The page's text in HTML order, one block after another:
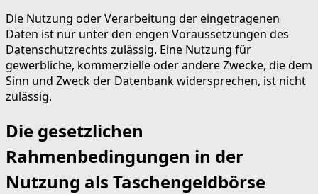
Die Nutzung oder Verarbeitung der eingetragenen
Daten ist nur unter den engen Voraussetzungen des
Datenschutzrechts zulässig. Eine Nutzung für
gewerbliche, kommerzielle oder andere Zwecke, die dem
Sinn und Zweck der Datenbank widersprechen, ist nicht
zulässig.
Die gesetzlichen
Rahmenbedingungen in der
Nutzung als Taschengeldbörse